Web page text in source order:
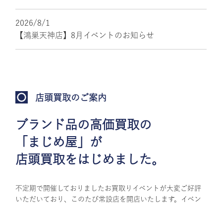
2026/8/1
【鴻巣天神店】8月イベントのお知らせ
店頭買取のご案内
ブランド品の高価買取の
「まじめ屋」が
店頭買取をはじめました。
不定期で開催しておりましたお買取りイベントが大変ご好評
いただいており、このたび常設店を開店いたします。イベン